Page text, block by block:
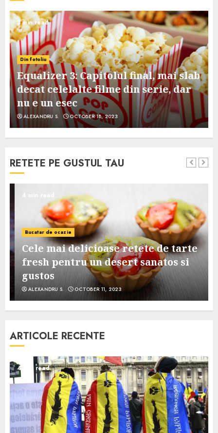
3 min read
Din fotoliu
Equalizer 3: Capitolul final, mai slab
decat celelalte filme din serie, dar
nu e un esec
ALEXANDRU S. OCTOBER 18, 2023
RETETE PE GUSTUL TAU
4 min read
Bucatar de ocazie
Cele mai delicioase retete de tarte
fresh pentru un desert sanatos si
gustos
ALEXANDRU S. OCTOBER 11, 2023
ARTICOLE RECENTE
4 min read